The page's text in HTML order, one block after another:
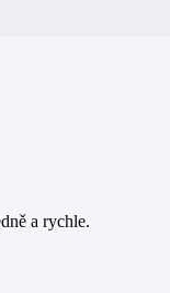
a rychle.